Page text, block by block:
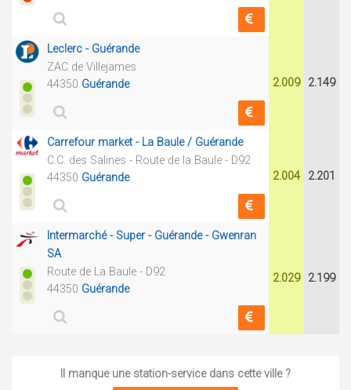
Leclerc - Guérande
ZAC de Villejames
44350 Guérande 2.009 2.149
Carrefour market - La Baule / Guérande
C.C. des Salines - Route de la Baule - D92
44350 Guérande 2.004 2.201
Intermarché - Super - Guérande - Gwenran
SA
Route de La Baule - D92
44350 Guérande
2.029 2.199
Il manque une station-service dans cette ville ?